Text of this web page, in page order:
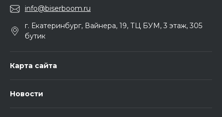
info@biserboom.ru
г. Екатеринбург, Вайнера, 19, ТЦ БУМ, 3 этаж, 305
бутик
Карта сайта
Новости